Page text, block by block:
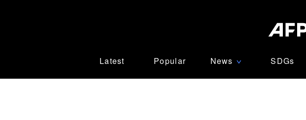
Latest Popular News ∨ SDGs